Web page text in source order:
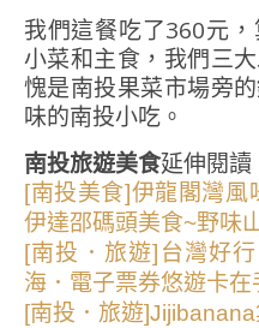
我們這餐吃了360元
小菜和主食，我們三
愧是南投果菜市場旁
味的南投小吃。
南投旅遊美食延伸閱讀
[南投美食]伊龍閣灣風
伊達邵碼頭美食~野味
[南投．旅遊]台灣好
海．電子票券悠遊卡
[南投．旅遊